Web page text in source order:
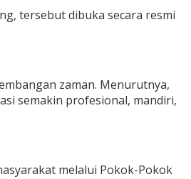
tersebut dibuka secara resmi
zaman. Menurutnya,
semakin profesional, mandiri,
melalui Pokok-Pokok